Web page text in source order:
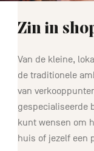
Zin in
Van de kleine,
de traditionele
van
gespecialiseerde
kunt wensen om
huis of jezelf een